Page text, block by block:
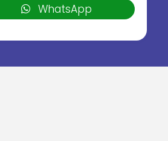
WhatsApp